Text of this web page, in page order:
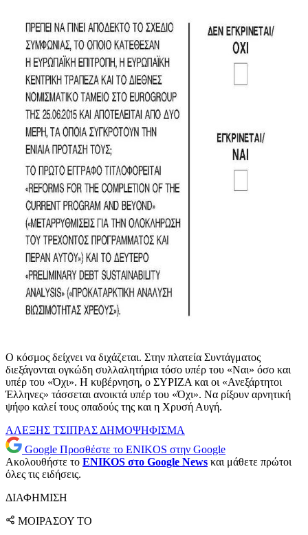
Ο κόσμος δείχνει να διχάζεται. Στην πλατεία Συντάγματος
διεξάγονται ογκώδη συλλαλητήρια τόσο υπέρ του «Ναι» όσο και
υπέρ του «Όχι». Η κυβέρνηση, ο ΣΥΡΙΖΑ και οι «Ανεξάρτητοι
Έλληνες» τάσσεται ανοικτά υπέρ του «Όχι». Να ρίξουν αρνητική
ψήφο καλεί τους οπαδούς της και η Χρυσή Αυγή.
ΑΛΕΞΗΣ ΤΣΙΠΡΑΣ ΔΗΜΟΨΗΦΙΣΜΑ
Google Προσθέστε το ENIKOS στην Google
Ακολουθήστε το ENIKOS στο Google News και μάθετε πρώτοι
όλες τις ειδήσεις.
ΔΙΑΦΗΜΙΣΗ
ΜΟΙΡΑΣΟΥ ΤΟ